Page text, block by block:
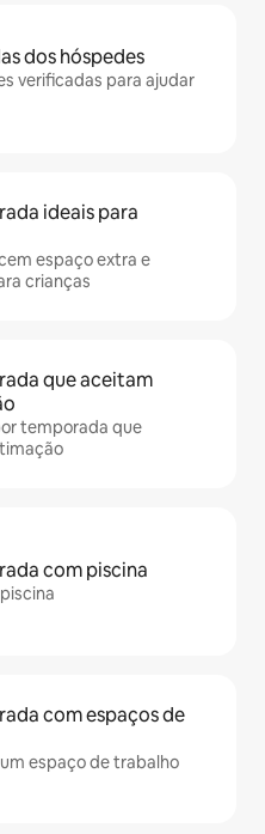
dos hóspedes
verificadas para ajudar
ideais para
espaço extra e
crianças
que aceitam
temporada que
com piscina
com espaços de
espaço de trabalho